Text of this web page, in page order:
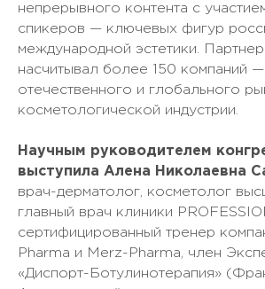
непрерывного контента с
спикеров — ключевых фигур
международной эстетики.
насчитывал более 150 компаний
отечественного и глобального
косметологической индустрии.
Научным руководителем
выступила Алена Николаевна
врач-дерматолог, косметолог
главный врач клиники
сертифицированный тренер
Pharma и Merz-Pharma, член
«Диспорт-Ботулинотерапия»